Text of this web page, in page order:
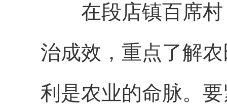
在段店镇百席村
治成效，重点了解
利是农业的命脉。